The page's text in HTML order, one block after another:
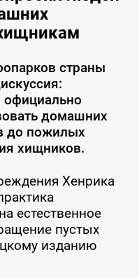
страны
официально
домашних
до пожилых
хищников.
Хенрика
естественное
пустых
изданию